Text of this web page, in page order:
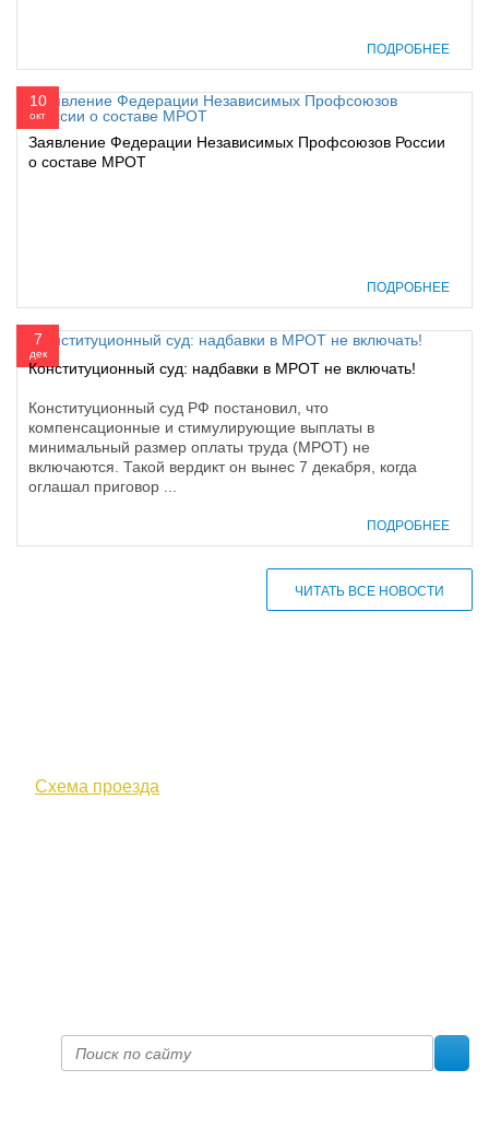
ПОДРОБНЕЕ
10
окт
Заявление Федерации Независимых Профсоюзов России
о составе МРОТ
ПОДРОБНЕЕ
7
дек
Конституционный суд: надбавки в МРОТ не включать!
Конституционный суд РФ постановил, что
компенсационные и стимулирующие выплаты в
минимальный размер оплаты труда (МРОТ) не
включаются. Такой вердикт он вынес 7 декабря, когда
оглашал приговор ...
ПОДРОБНЕЕ
ЧИТАТЬ ВСЕ НОВОСТИ
Схема проезда